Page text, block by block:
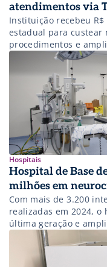
atendimentos via
Instituição recebeu
estadual para custear
procedimentos e
filas de espera.
Hospitais
Hospital de Base
milhões em
Com mais de 3.200
realizadas em 2024,
última geração e
de AVC.